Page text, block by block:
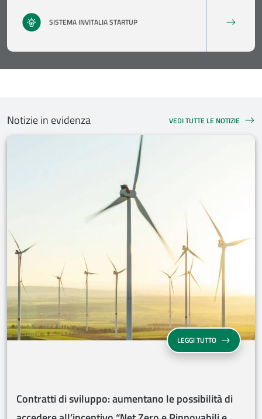
SISTEMA INVITALIA STARTUP
Notizie in evidenza VEDI TUTTE LE NOTIZIE
NOTIZIE IN EVIDENZA
LEGGI TUTTOCONTRATTI DI
Contratti di sviluppo: aumentano le possibilità di